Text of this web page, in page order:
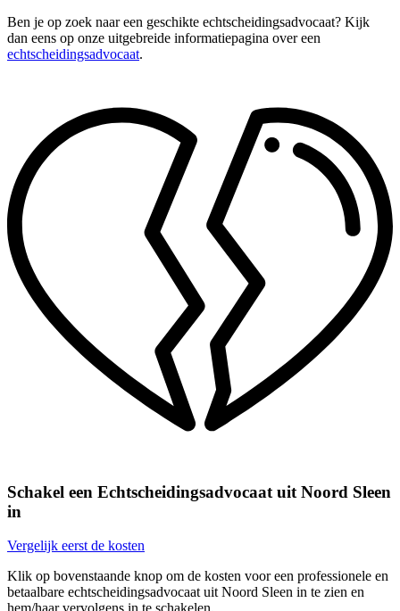
Ben je op zoek naar een geschikte echtscheidingsadvocaat? Kijk
dan eens op onze uitgebreide informatiepagina over een
echtscheidingsadvocaat.
Schakel een Echtscheidingsadvocaat uit Noord Sleen
in
Vergelijk eerst de kosten
Klik op bovenstaande knop om de kosten voor een professionele en
betaalbare echtscheidingsadvocaat uit Noord Sleen in te zien en